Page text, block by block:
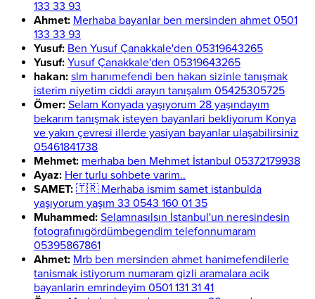
133 33 93
Ahmet: Merhaba bayanlar ben mersinden ahmet 0501
133 33 93
Yusuf: Ben Yusuf Çanakkale'den 05319643265
Yusuf: Yusuf Çanakkale'den 05319643265
hakan: slm hanımefendi ben hakan sizinle tanışmak
isterim niyetim ciddi arayın tanışalım 05425305725
Ömer: Selam Konyada yaşıyorum 28 yaşındayım
bekarım tanışmak isteyen bayanlari bekliyorum Konya
ve yakın çevresi illerde yasiyan bayanlar ulaşabilirsiniz
05461841738
Mehmet: merhaba ben Mehmet İstanbul 05372179938
Ayaz: Her turlu sohbete varim..
SAMET: 🇹🇷 Merhaba ismim samet istanbulda
yaşıyorum yaşım 33 0543 160 01 35
Muhammed: Selamnasılsın İstanbul'un neresindesin
fotografınıgördümbegendim telefonnumaram
05395867861
Ahmet: Mrb ben mersinden ahmet hanimefendilerle
tanismak istiyorum numaram gizli aramalara acik
bayanlarin emrindeyim 0501 131 31 41